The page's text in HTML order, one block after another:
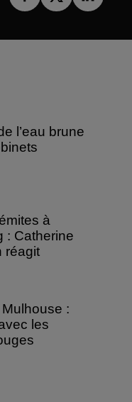
l’eau brune
à
: Catherine
réagit
:
les